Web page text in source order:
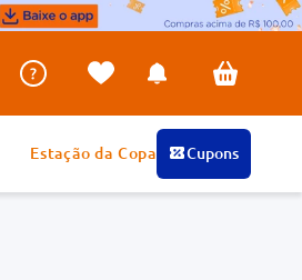
Estação da Copa Cupons